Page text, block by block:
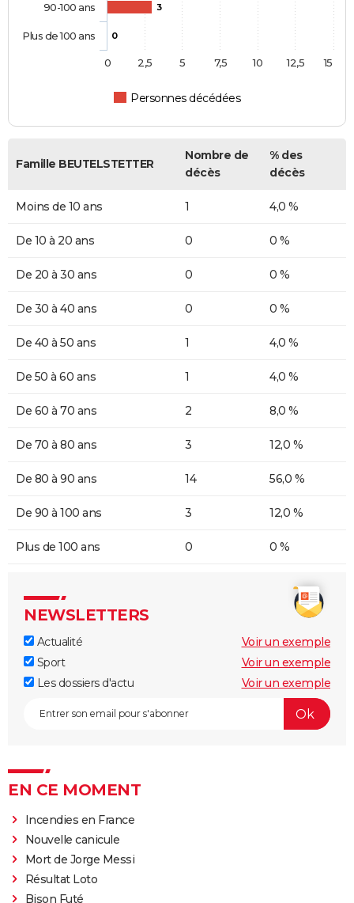
3
0
Personnes décédées
90-100 ans
Plus de 100 ans
0 2,5 5 7,5 10 12,5 15
Famille BEUTELSTETTER
Nombre de
décès
% des
décès
Moins de 10 ans 1 4,0 %
De 10 à 20 ans 0 0 %
De 20 à 30 ans 0 0 %
De 30 à 40 ans 0 0 %
De 40 à 50 ans 1 4,0 %
De 50 à 60 ans 1 4,0 %
De 60 à 70 ans 2 8,0 %
De 70 à 80 ans 3 12,0 %
De 80 à 90 ans 14 56,0 %
De 90 à 100 ans 3 12,0 %
Plus de 100 ans 0 0 %
NEWSLETTERS
Actualité
Voir un exemple
Sport
Voir un exemple
Les dossiers d'actu
Voir un exemple
EN CE MOMENT
Incendies en France
Nouvelle canicule
Mort de Jorge Messi
Résultat Loto
Bison Futé